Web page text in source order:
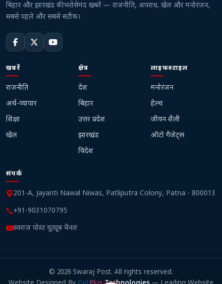
बिहार और झारखंड की भरोसेमंद खबरें — राजनीति, अपराध, खेल और मनोरंजन,
सबसे पहले और सबसे सटीक।
खबरें
राजनीति
अर्थ-व्यापार
शिक्षा
खेल
क्षेत्र
देश
बिहार
उत्तर प्रदेश
झारखंड
विदेश
लाइफस्टाइल
मनोरंजन
हेल्थ
जीवन शैली
ऑटो गैजेट्स
संपर्क
201-A, Jayanti Nawal Niwas, Patliputra Colony, Patna - 800013
+91-9031070795
स्वराज पोस्ट यूट्यूब चैनल
© 2026 Swaraj Post. All rights reserved.